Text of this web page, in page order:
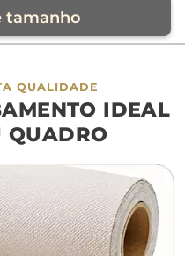
tamanho
sofá cama
160cm 200cm
QUALIDADE
IDEAL
QUADRO